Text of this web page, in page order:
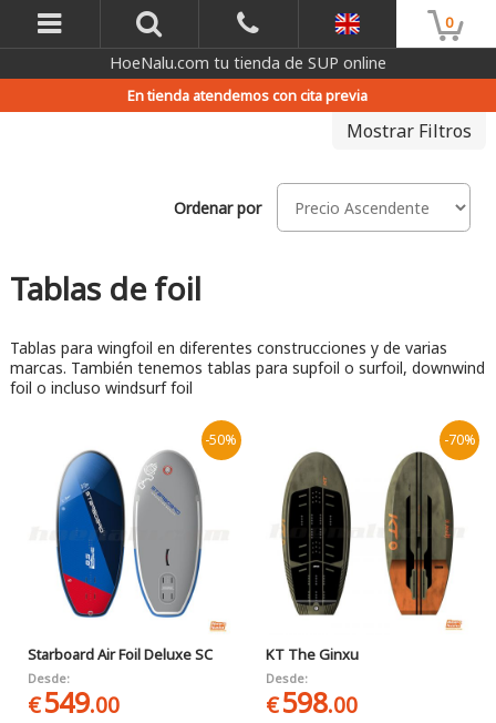
0
HoeNalu.com tu tienda de SUP online
En tienda atendemos con cita previa
Mostrar Filtros
Ordenar por
Tablas de foil
Tablas para wingfoil en diferentes construcciones y de varias
marcas. También tenemos tablas para supfoil o surfoil, downwind
foil o incluso windsurf foil
-50%
Starboard Air Foil Deluxe SC
Desde:
€549.00
-70%
KT The Ginxu
Desde:
€598.00